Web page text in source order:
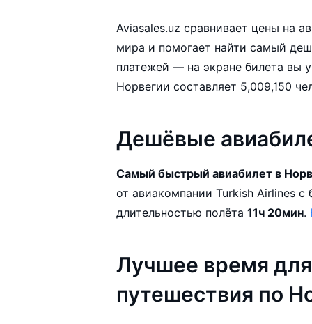
Aviasales.uz сравнивает цены на
мира и помогает найти самый
платежей — на экране билета вы
Дешёвые
Самый быстрый авиабилет в
от авиакомпании Turkish Airlines с ближайшим вылетом 07.08.2026 и
длительностью полёта11ч 20мин.
Лучшее время для
путешествия по